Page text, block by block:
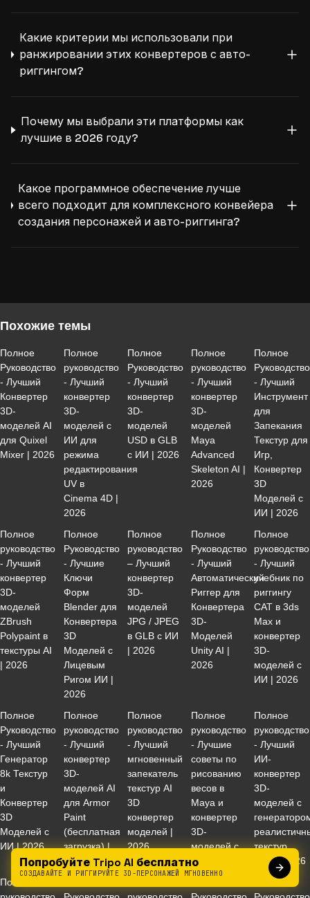
Какие критерии мы использовали при
ранжировании этих конвертеров с авто-
риггингом?
Почему мы выбрали эти платформы как
лучшие в 2026 году?
Какое программное обеспечение лучше
всего подходит для комплексного конвейера
создания персонажей и авто-риггинга?
Попробуйте Tripo AI бесплатно
СОЗДАВАЙТЕ И РИГГИРУЙТЕ 3D-ПЕРСОНАЖЕЙ МГНОВЕННО
Похожие темы
Полное
Руководство
- Лучший
Конвертер
3D-
моделей AI
для Quixel
Mixer | 2026
Полное
руководство
- Лучший
конвертер
3D-
моделей с
ИИ для
режима
редактирования
UV в
Cinema 4D |
2026
Полное
Руководство
- Лучший
конвертер
3D-
моделей
USD в GLB
с ИИ | 2026
Полное
руководство
- Лучший
конвертер
3D-
моделей
Maya
Advanced
Skeleton AI |
2026
Полное
Руководство
- Лучший
Инструмент
для
Запекания
Текстур для
Игр,
Конвертер
3D
Моделей с
ИИ | 2026
Полное
руководство
- Лучший
конвертер
3D-
моделей
ZBrush
Polypaint в
текстуры AI
| 2026
Полное
Руководство
- Лучшие
Ключи
Форм
Blender для
Конвертера
3D
Моделей с
Лицевым
Ригом ИИ |
2026
Полное
руководство
– Лучший
конвертер
3D-
моделей
JPG / JPEG
в GLB с ИИ
| 2026
Полное
Руководство
- Лучший
Автоматический
Риггер для
Конвертера
3D-
Моделей
Unity AI |
2026
Полное
руководство
- Лучший
учебник по
риггингу
CAT в 3ds
Max и
конвертер
3D-
моделей с
ИИ | 2026
Полное
Руководство
- Лучший
Генератор
8k Текстур
и
Конвертер
3D
Моделей с
ИИ | 2026
Полное
руководство
- Лучший
конвертер
3D-
моделей AI
для Armor
Paint
(бесплатная
загрузка) |
2026
Полное
руководство
- Лучший
мгновенный
запекатель
текстур AI
3D
конвертер
моделей |
2026
Полное
руководство
- Лучшие
советы по
рисованию
весов в
Maya и
конвертер
3D-
моделей с
ИИ | 2026
Полное
руководство
- Лучший
ИИ-
конвертер
3D-
моделей с
текстур
кожи | 2026
Полное
Полное